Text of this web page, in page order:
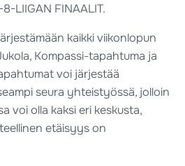
LIIGAN FINAALIT.
kaikki viikonlopun
Kompassi-tapahtuma ja
voi järjestää
seura yhteistyössä, jolloin
voi olla kaksi eri keskusta,
etäisyys on